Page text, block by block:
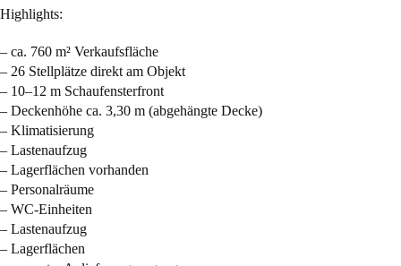
Highlights:
– ca. 760 m² Verkaufsfläche
– 26 Stellplätze direkt am Objekt
– 10–12 m Schaufensterfront
– Deckenhöhe ca. 3,30 m (abgehängte Decke)
– Klimatisierung
– Lastenaufzug
– Lagerflächen vorhanden
– Personalräume
– WC-Einheiten
– Lastenaufzug
– Lagerflächen